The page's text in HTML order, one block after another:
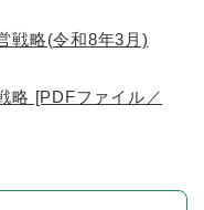
戦略(令和8年3月)
略 [PDFファイル／